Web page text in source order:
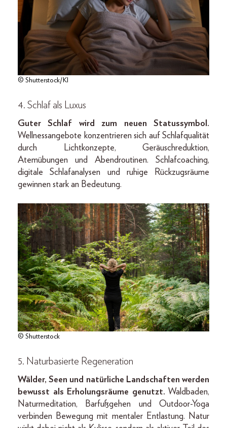
© Shutterstock/KI
4. Schlaf als Luxus
Guter Schlaf wird zum neuen Statussymbol.
Wellnessangebote konzentrieren sich auf Schlafqualität
durch Lichtkonzepte, Geräuschreduktion,
Atemübungen und Abendroutinen. Schlafcoaching,
digitale Schlafanalysen und ruhige Rückzugsräume
gewinnen stark an Bedeutung.
© Shutterstock
5. Naturbasierte Regeneration
Wälder, Seen und natürliche Landschaften werden
bewusst als Erholungsräume genutzt. Waldbaden,
Naturmeditation, Barfußgehen und Outdoor-Yoga
verbinden Bewegung mit mentaler Entlastung. Natur